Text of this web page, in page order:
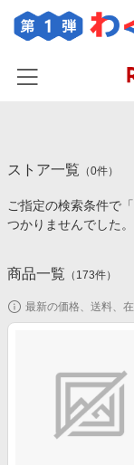
カテゴリー一覧
百貨店・総合ECモ
食品・スイーツ・お酒
コスメ・健康・医薬
家電・PC・スマホ・
スポーツ・アウト
イベント一覧
初回購入者限定特典
対象ストア新規限定
楽天ペイ導入ストア
楽天サービス特集
ストア一覧 （0件）
ご指定の検索条件で
つかりませんでした。
商品一覧 （ 173件）
最新の価格、送料、